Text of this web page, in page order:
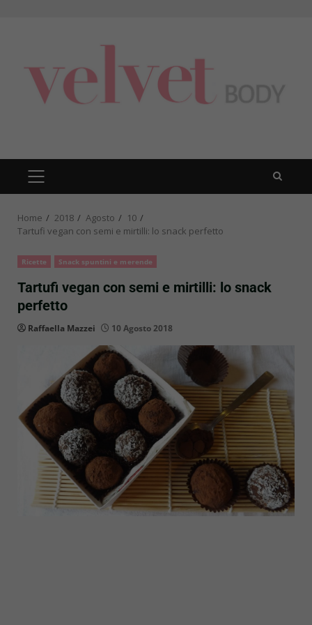
PRIMARY
MENU
Home 2018 Agosto
10
Tartufi vegan con semi e mirtilli: lo snack perfetto
Ricette Snack spuntini e merende
Tartufi vegan con semi e mirtilli: lo snack
perfetto
Raffaella Mazzei 10 Agosto 2018